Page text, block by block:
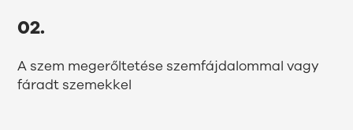
02.
A szem megerőltetése szemfájdalommal vagy
fáradt szemekkel